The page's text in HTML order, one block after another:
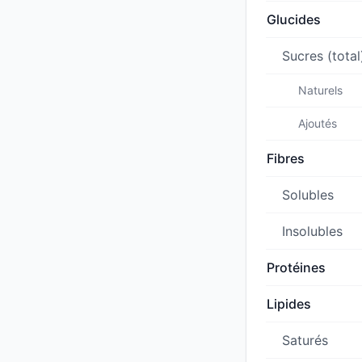
Glucides
Sucres
Naturels
Ajoutés
Fibres
Solubles
Insolubles
Protéines
Lipides
Saturés